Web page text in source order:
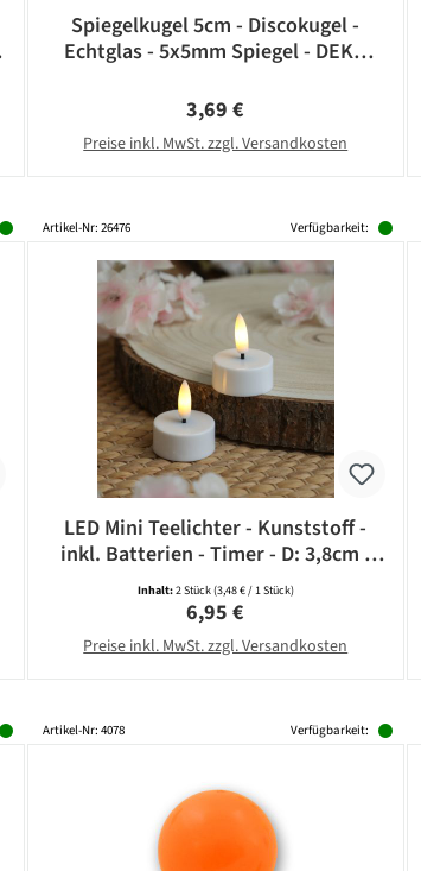
Spiegelkugel 5cm - Discokugel -
Echtglas - 5x5mm Spiegel - DEKO
Regulärer Preis:
3,69 €
Preise inkl. MwSt. zzgl. Versandkosten
Artikel-Nr: 26476 Verfügbarkeit:
LED Mini Teelichter - Kunststoff -
inkl. Batterien - Timer - D: 3,8cm -
weiß - 2 Stück
Inhalt:2 Stück(3,48 € / 1 Stück)
Regulärer Preis:
6,95 €
Preise inkl. MwSt. zzgl. Versandkosten
Artikel-Nr: 4078 Verfügbarkeit: